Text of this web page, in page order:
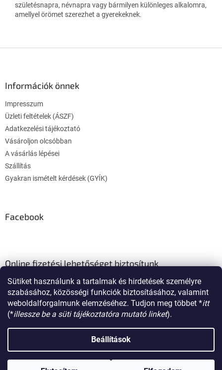
Sütiket használunk a tartalmak és hirdetések személyre
szabásához, közösségi funkciók biztosításához, valamint
weboldalforgalmunk elemzéséhez. Tudjon meg többet *itt
(*illessze be a süti tájékoztatóra mutató linket).
Beállítások
születésnapra, névnapra vagy bármilyen különleges alkalomra,
amellyel örömet szerezhet a gyerekeknek.
Információk önnek
Impresszum
Üzleti feltételek (ÁSZF)
Adatkezelési tájékoztató
Vásároljon olcsóbban
A vásárlás lépései
Szállítás
Gyakran ismételt kérdések (GYÍK)
Facebook
Online fizetési lehetőséget biztosítunk
. Minden jog fenntartva.